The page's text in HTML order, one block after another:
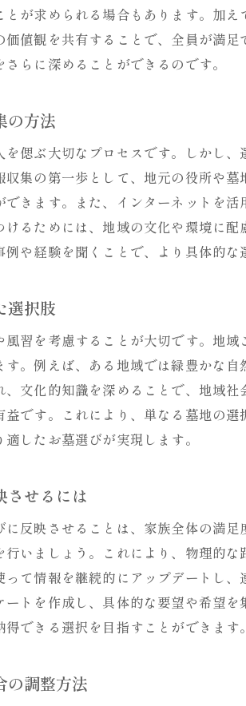
地域のお墓文化
気候条件が素材
バリアフリー設計で未
バリアフリー対応
未来を見据えた家
訪れる人の安全
バリアフリー設
永代供養墓のメリ
お墓の管理を次
定期的なメンテ
維持管理に関する
各地域のお墓の特
最新のお墓トレン
情報収集の効率的
家族のニーズに合
理想のお墓を見つ
が求められる場合もあります。加
値観を共有することで、全員が満
らに深めることができるのです。
の方法
偲ぶ大切なプロセスです。しかし
集の第一歩として、地元の役所や
きます。また、インターネットを
るためには、地域の文化や環境に
や経験を聞くことで、より具体的な
選択肢
習を考慮することが大切です。地
。例えば、ある地域では緑豊かな
文化的知識を深めることで、地域
です。これにより、単なる墓地の
したお墓選びが実現します。
させるには
反映させることは、家族全体の満
いましょう。これにより、物理的
て情報を継続的にアップデートし
トを作成し、具体的な要望や希望
できる選択を目指すことができます。
の調整方法